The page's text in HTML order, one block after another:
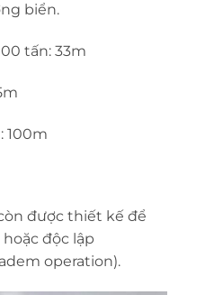
biển.
tấn: 33m
100m
được thiết kế để
độc lập
operation).